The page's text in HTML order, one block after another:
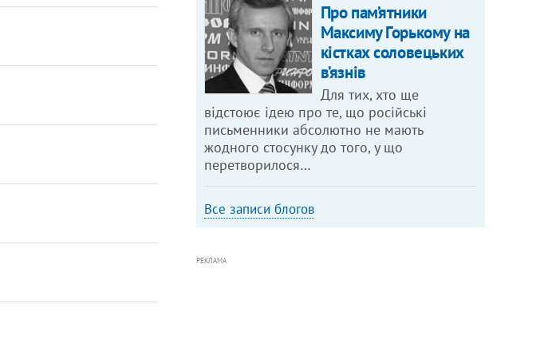
Про пам’ятники
Максиму Горькому на
кістках соловецьких
в’язнів
Для тих, хто ще
відстоює ідею про те, що російські
письменники абсолютно не мають
жодного стосунку до того, у що
перетворилося…
Все записи блогов
РЕКЛАМА